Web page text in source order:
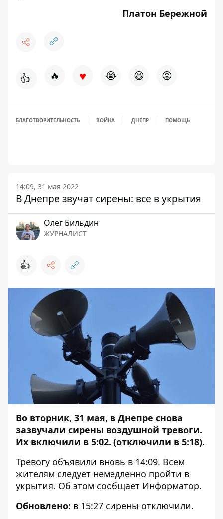
Платон Бережной
👍 🔥 ♥ 😭 😆 😡
БЛАГОТВОРИТЕЛЬНОСТЬ ВОЙНА ДНЕПР ПОМОЩЬ
14:09, 31 мая 2022
В Днепре звучат сирены: все в укрытия
Олег Бильдин
ЖУРНАЛИСТ
👍
Во вторник, 31 мая, в Днепре снова
зазвучали сирены воздушной тревоги.
Их включили в 5:02. (отключили в 5:18).
Тревогу объявили вновь в 14:09. Всем
жителям следует немедленно пройти в
укрытия. Об этом сообщает Информатор.
Обновлено: в 15:27 сирены отключили.